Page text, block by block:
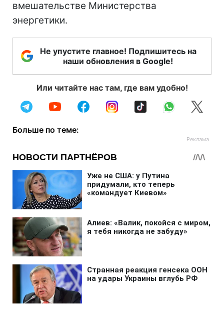
вмешательстве Министерства
энергетики.
Не упустите главное! Подпишитесь на
наши обновления в Google!
Или читайте нас там, где вам удобно!
Больше по теме: